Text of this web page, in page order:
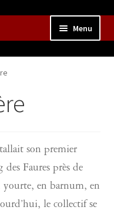
Menu
enfant
le
enfant
son premier
Faures près de
yourte, en barnum, en
le collectif se